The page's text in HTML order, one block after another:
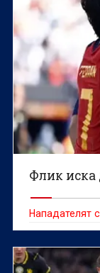
Флик иска
Нападателят